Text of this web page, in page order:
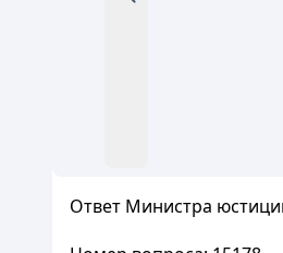
Ответ Министра